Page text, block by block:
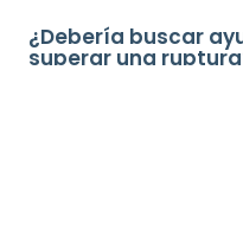
¿Debería buscar
superar una